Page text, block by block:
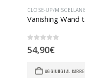
CLOSE-UP/
54,90€
AGGIUNGI AL